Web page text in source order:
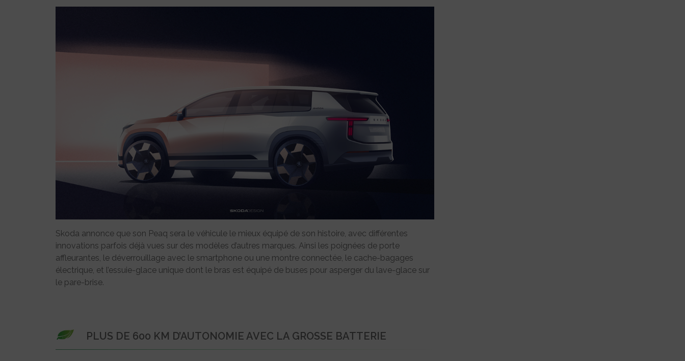
Skoda annonce que son Peaq sera le véhicule le mieux équipé de son histoire, avec différentes
innovations parfois déjà vues sur des modèles d’autres marques. Ainsi les poignées de porte
affleurantes, le déverrouillage avec le smartphone ou une montre connectée, le cache-bagages
électrique, et l’essuie-glace unique dont le bras est équipé de buses pour asperger du lave-glace sur
le pare-brise.
PLUS DE 600 KM D’AUTONOMIE AVEC LA GROSSE BATTERIE